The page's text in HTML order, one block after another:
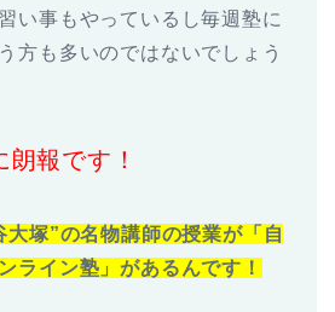
い事もやっているし毎週塾に
方も多いのではないでしょう
報です！
大塚”の名物講師の授業が「自
ライン塾」があるんです！